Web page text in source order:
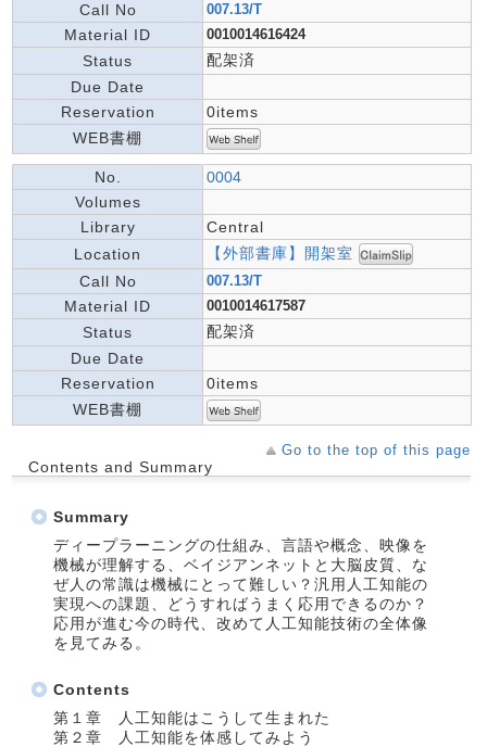
Call No
007.13/T
Material ID 0010014616424
Status
配架済
Due Date
Reservation
0items
WEB書棚
No.
0004
Volumes
Library
Central
Location
【外部書庫】開架室
Call No
007.13/T
Material ID 0010014617587
Status
配架済
Due Date
Reservation
0items
WEB書棚
Go to the top of this page
Contents and Summary
Summary
ディープラーニングの仕組み、言語や概念、映像を
機械が理解する、ベイジアンネットと大脳皮質、な
ぜ人の常識は機械にとって難しい？汎用人工知能の
実現への課題、どうすればうまく応用できるのか？
応用が進む今の時代、改めて人工知能技術の全体像
を見てみる。
Contents
第１章 人工知能はこうして生まれた
第２章 人工知能を体感してみよう